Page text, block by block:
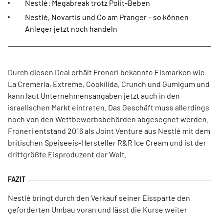
Nestlé: Megabreak trotz Polit-Beben
Nestlé, Novartis und Co am Pranger – so können
Anleger jetzt noch handeln
Durch diesen Deal erhält Froneri bekannte Eismarken wie
La Cremeria, Extreme, Cookilida, Crunch und Gumigum und
kann laut Unternehmensangaben jetzt auch in den
israelischen Markt eintreten. Das Geschäft muss allerdings
noch von den Wettbewerbsbehörden abgesegnet werden.
Froneri entstand 2016 als Joint Venture aus Nestlé mit dem
britischen Speiseeis-Hersteller R&R Ice Cream und ist der
drittgrößte Eisproduzent der Welt.
Nestlé bringt durch den Verkauf seiner Eissparte den
geforderten Umbau voran und lässt die Kurse weiter